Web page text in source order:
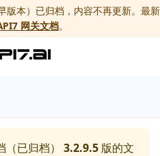
版本）已归档，内容不再更新。最新
网关文档。
已归档） 3.2.9.5 版的文